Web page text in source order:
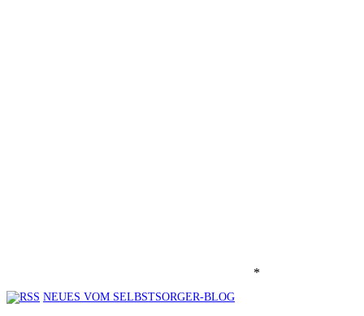
*
NEUES VOM SELBSTSORGER-BLOG